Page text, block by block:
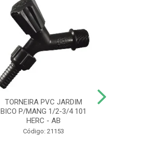
TORNEIRA PVC JARDIM
BICO P/MANG 1/2-3/4 101
HERC - AB
Código: 21153